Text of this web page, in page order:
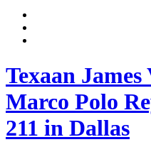
Texaan
Marco Polo
211 in Dallas